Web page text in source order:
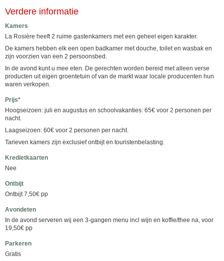
Verdere informatie
Kamers
La Rosière heeft 2 ruime gastenkamers met een geheel eigen karakter.
De kamers hebben elk een open badkamer met douche, toilet en wasbak en
zijn voorzien van een 2 persoonsbed.
In de avond kunt u mee eten. De gerechten worden bereid met alleen verse
producten uit eigen groentetuin of van de markt waar locale producenten hun
waren verkopen.
Prijs*
Hoogseizoen: juli en augustus en schoolvakanties: 65€ voor 2 personen per
nacht.
Laagseizoen: 60€ voor 2 personen per nacht.
Tarieven kamers zijn exclusief ontbijt en touristenbelasting.
Kredietkaarten
Nee
Ontbijt
Ontbijt 7,50€ pp
Avondeten
In de avond serveren wij een 3-gangen menu incl wijn en koffie/thee na, voor
19,50€ pp
Parkeren
Gratis